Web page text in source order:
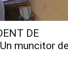
DE
muncitor